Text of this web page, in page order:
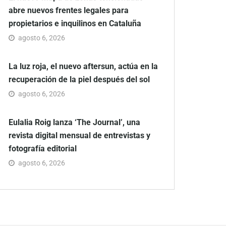
abre nuevos frentes legales para
propietarios e inquilinos en Cataluña
agosto 6, 2026
La luz roja, el nuevo aftersun, actúa en la
recuperación de la piel después del sol
agosto 6, 2026
Eulalia Roig lanza ‘The Journal’, una
revista digital mensual de entrevistas y
fotografía editorial
agosto 6, 2026